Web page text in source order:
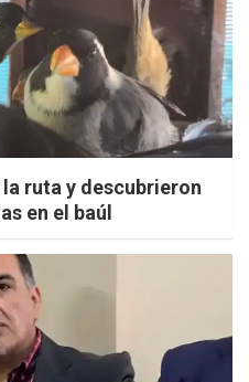
ruta y descubrieron
en el baúl